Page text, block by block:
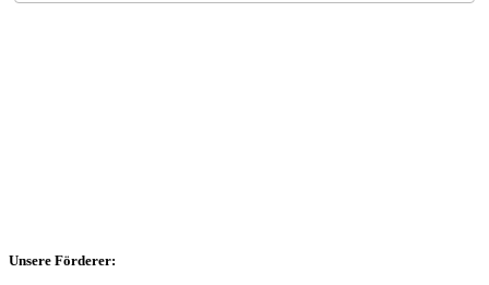
Unsere Förderer: